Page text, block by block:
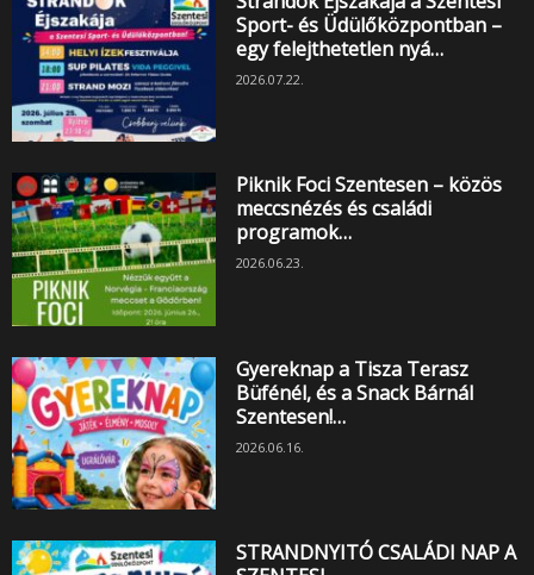
Sport- és Üdülőközpontban –
egy felejthetetlen nyá…
2026.07.22.
Piknik Foci Szentesen – közös
meccsnézés és családi
programok…
2026.06.23.
Gyereknap a Tisza Terasz
Büfénél, és a Snack Bárnál
Szentesen!…
2026.06.16.
STRANDNYITÓ CSALÁDI NAP A